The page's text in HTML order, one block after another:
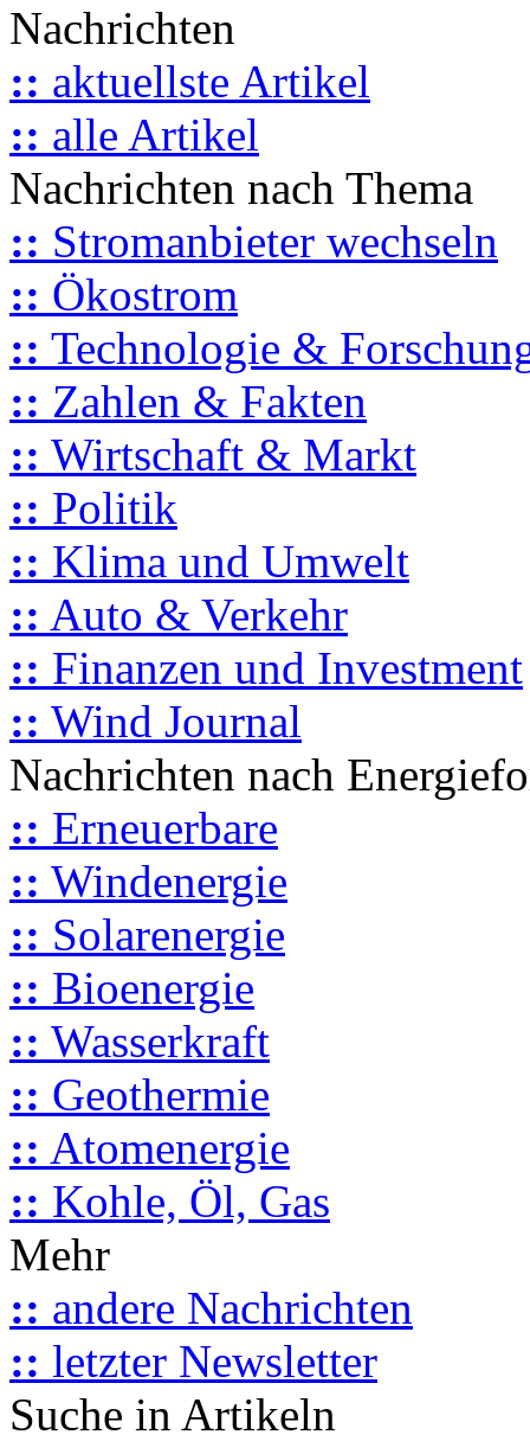
Nachrichten
:: aktuellste Artikel
:: alle Artikel
Nachrichten nach Thema
:: Stromanbieter wechseln
:: Ökostrom
:: Technologie &
:: Zahlen & Fakten
:: Wirtschaft & Markt
:: Politik
:: Klima und Umwelt
:: Auto & Verkehr
:: Finanzen und Investment
:: Wind Journal
Nachrichten nach
:: Erneuerbare
:: Windenergie
:: Solarenergie
:: Bioenergie
:: Wasserkraft
:: Geothermie
:: Atomenergie
:: Kohle, Öl, Gas
Mehr
:: andere Nachrichten
:: letzter Newsletter
Suche in Artikeln